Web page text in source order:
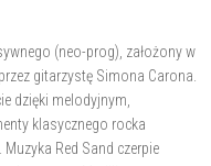
(neo-prog), założony w
gitarzystę Simona Carona.
dzięki melodyjnym,
klasycznego rocka
Red Sand czerpie